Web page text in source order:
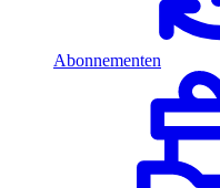
Abonnementen